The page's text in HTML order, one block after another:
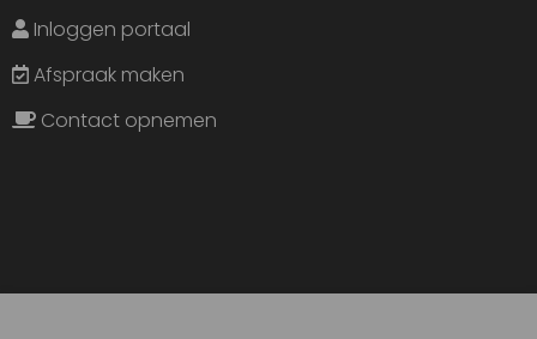
Inloggen portaal
Afspraak maken
Contact opnemen